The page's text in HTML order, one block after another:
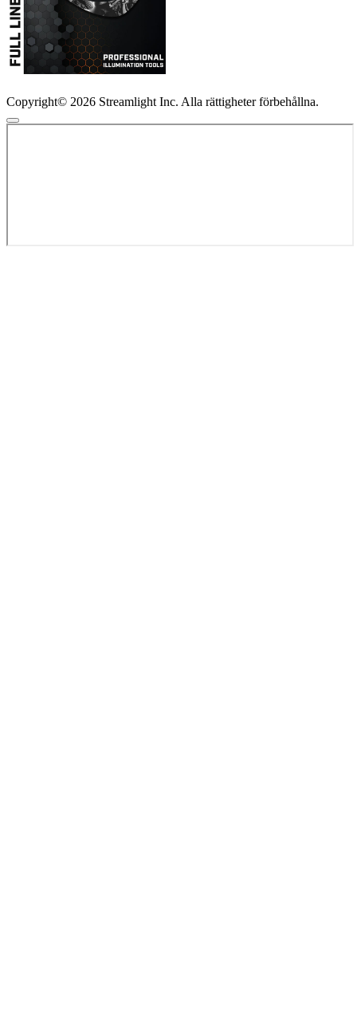
Copyright© 2026 Streamlight Inc. Alla rättigheter förbehållna.